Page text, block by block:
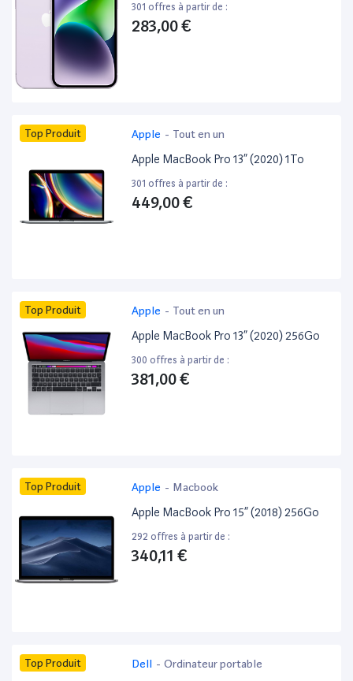
301 offres à partir de :
283,00 €
Top Produit Apple - Tout en un
Apple MacBook Pro 13” (2020) 1To
301 offres à partir de :
449,00 €
Top Produit Apple - Tout en un
Apple MacBook Pro 13” (2020) 256Go
300 offres à partir de :
381,00 €
Top Produit Apple - Macbook
Apple MacBook Pro 15” (2018) 256Go
292 offres à partir de :
340,11 €
Top Produit Dell - Ordinateur portable